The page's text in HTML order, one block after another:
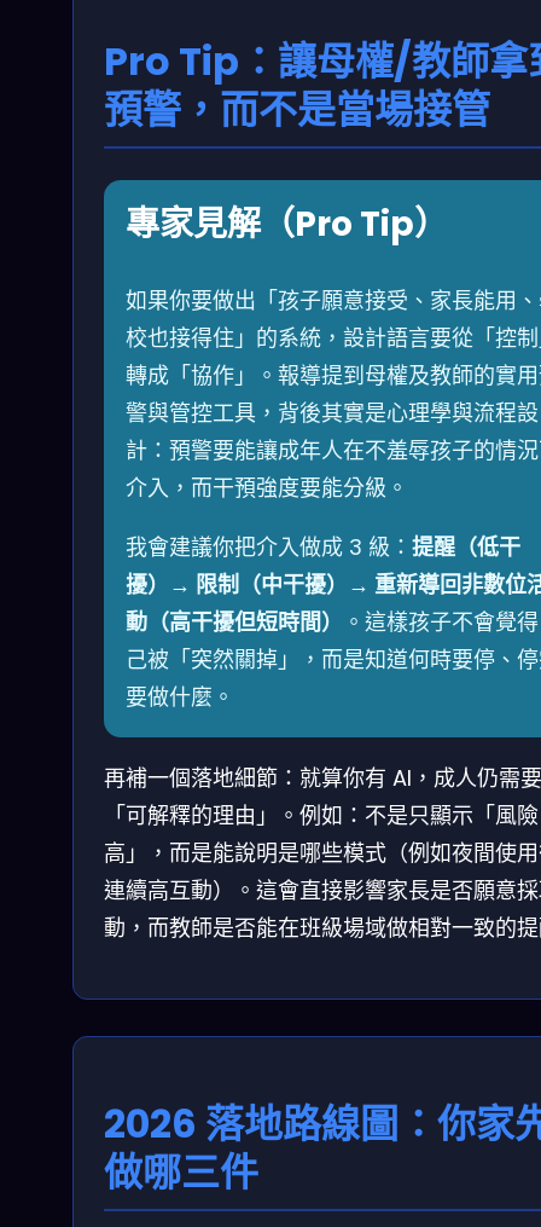
Pro Tip：讓母權/教師拿
預警，而不是當場接管
專家見解（Pro Tip）
如果你要做出「孩子願意接受、家長能用
校也接得住」的系統，設計語言要從「控
轉成「協作」。報導提到母權及教師的實
警與管控工具，背後其實是心理學與流程設
計：預警要能讓成年人在不羞辱孩子的情
介入，而干預強度要能分級。
我會建議你把介入做成 3 級： 提醒（低干
擾）→ 限制（中干擾）→ 重新導回非數位
動（高干擾但短時間）
。這樣孩子不會覺
己被「突然關掉」，而是知道何時要停、
要做什麼。
再補一個落地細節：就算你有 AI，成人仍需要
「可解釋的理由」。例如：不是只顯示「風險
高」，而是能說明是哪些模式（例如夜間使
連續高互動）。這會直接影響家長是否願意
動，而教師是否能在班級場域做相對一致的
2026 落地路線圖：你家
做哪三件